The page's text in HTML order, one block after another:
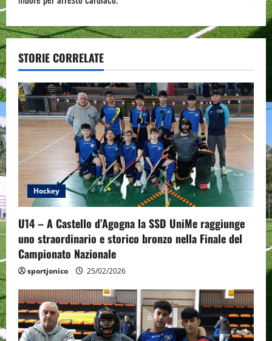
a
v
i
g
a
t
i
o
n
STORIE CORRELATE
Hockey
U14 – A Castello d’Agogna la SSD UniMe raggiunge
uno straordinario e storico bronzo nella Finale del
Campionato Nazionale
sportjonico 25/02/2026